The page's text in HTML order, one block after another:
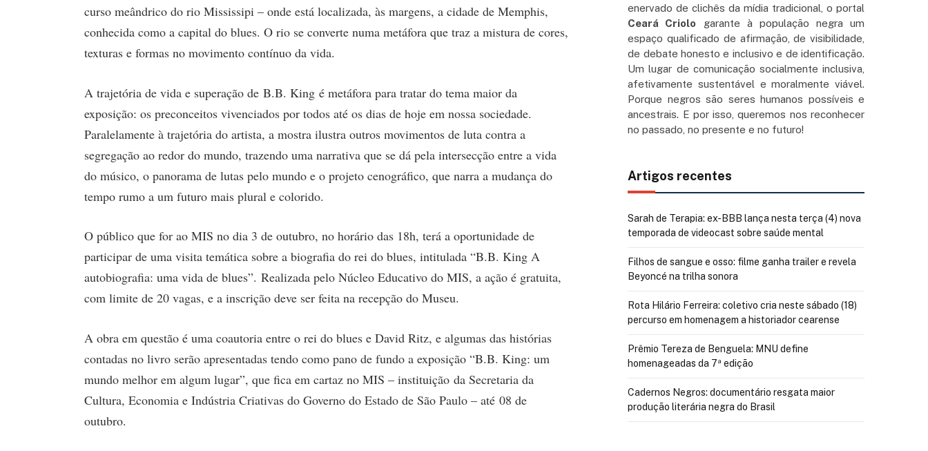
curso meândrico do rio Mississipi – onde está localizada, às margens, a cidade de Memphis,
conhecida como a capital do blues. O rio se converte numa metáfora que traz a mistura de cores,
texturas e formas no movimento contínuo da vida.
A trajetória de vida e superação de B.B. King é metáfora para tratar do tema maior da
exposição: os preconceitos vivenciados por todos até os dias de hoje em nossa sociedade.
Paralelamente à trajetória do artista, a mostra ilustra outros movimentos de luta contra a
segregação ao redor do mundo, trazendo uma narrativa que se dá pela intersecção entre a vida
do músico, o panorama de lutas pelo mundo e o projeto cenográfico, que narra a mudança do
tempo rumo a um futuro mais plural e colorido.
O público que for ao MIS no dia 3 de outubro, no horário das 18h, terá a oportunidade de
participar de uma visita temática sobre a biografia do rei do blues, intitulada “B.B. King A
autobiografia: uma vida de blues”. Realizada pelo Núcleo Educativo do MIS, a ação é gratuita,
com limite de 20 vagas, e a inscrição deve ser feita na recepção do Museu.
A obra em questão é uma coautoria entre o rei do blues e David Ritz, e algumas das histórias
contadas no livro serão apresentadas tendo como pano de fundo a exposição “B.B. King: um
mundo melhor em algum lugar”, que fica em cartaz no MIS – instituição da Secretaria da
Cultura, Economia e Indústria Criativas do Governo do Estado de São Paulo – até 08 de
outubro.
enervado de clichês da mídia tradicional, o portal
Ceará Criolo garante à população negra um
espaço qualificado de afirmação, de visibilidade,
de debate honesto e inclusivo e de identificação.
Um lugar de comunicação socialmente inclusiva,
afetivamente sustentável e moralmente viável.
Porque negros são seres humanos possíveis e
ancestrais. E por isso, queremos nos reconhecer
no passado, no presente e no futuro!
Artigos recentes
Sarah de Terapia: ex-BBB lança nesta terça (4) nova
temporada de videocast sobre saúde mental
Filhos de sangue e osso: filme ganha trailer e revela
Beyoncé na trilha sonora
Rota Hilário Ferreira: coletivo cria neste sábado (18)
percurso em homenagem a historiador cearense
Prêmio Tereza de Benguela: MNU define
homenageadas da 7ª edição
Cadernos Negros: documentário resgata maior
produção literária negra do Brasil